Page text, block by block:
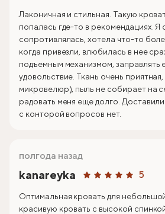
Лаконичная и стильная. Такую
попалась где-то в рекомендациях. Я
сопротивлялась, хотела что-то
когда привезли, влюбилась в нее
подъемным механизмом, заправлять
удовольствие. Ткань очень
микровелюр), пыль не собирает на
радовать меня еще долго.
с конторой вопросов нет.
kanareyka 5
полгода назад
Оптимальная кровать для
красивую кровать с высокой